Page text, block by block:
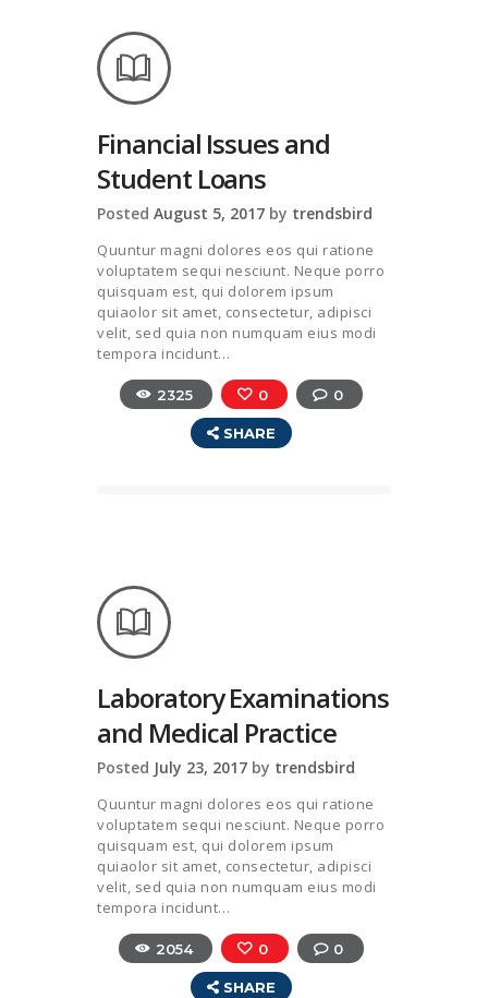
Financial Issues and
Student Loans
Posted August 5, 2017 by trendsbird
Quuntur magni dolores eos qui ratione
voluptatem sequi nesciunt. Neque porro
quisquam est, qui dolorem ipsum
quiaolor sit amet, consectetur, adipisci
velit, sed quia non numquam eius modi
tempora incidunt…
2325 0 0
SHARE
Laboratory Examinations
and Medical Practice
Posted July 23, 2017 by trendsbird
Quuntur magni dolores eos qui ratione
voluptatem sequi nesciunt. Neque porro
quisquam est, qui dolorem ipsum
quiaolor sit amet, consectetur, adipisci
velit, sed quia non numquam eius modi
tempora incidunt…
2054 0 0
SHARE